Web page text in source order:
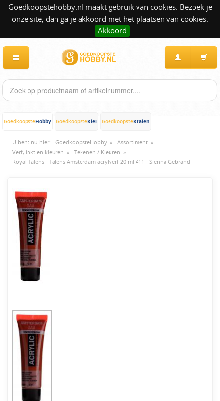
Goedkoopstehobby.nl maakt gebruik van cookies. Bezoek je
onze site, dan ga je akkoord met het plaatsen van cookies.
Akkoord
GoedkoopsteHobby GoedkoopsteKlei GoedkoopsteKralen
U bent nu hier: GoedkoopsteHobby » Assortiment »
Verf, inkt en kleuren » Tekenen / Kleuren »
Royal Talens - Talens Amsterdam acrylverf 20 ml 411 - Sienna Gebrand